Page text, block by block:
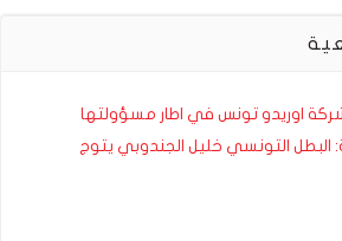
اوريدو تونس في اطار مسؤولتها
البطل التونسي خليل الجندوبي يتوج